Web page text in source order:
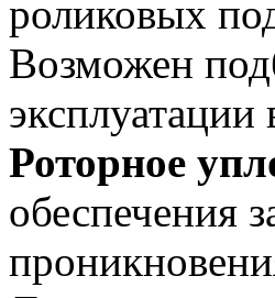
роликовых
Возможен
эксплуатации
Роторное
обеспечения